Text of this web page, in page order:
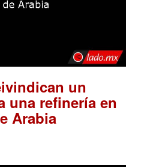
un
una refinería en
Arabia